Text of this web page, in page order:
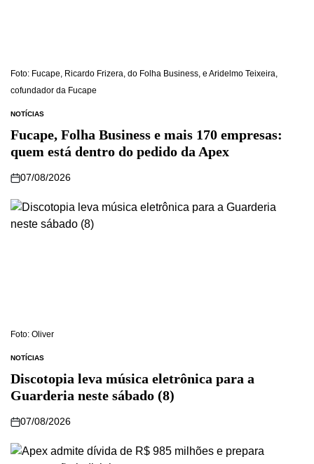
Foto: Fucape, Ricardo Frizera, do Folha Business, e Aridelmo Teixeira,
cofundador da Fucape
NOTÍCIAS
Fucape, Folha Business e mais 170 empresas:
quem está dentro do pedido da Apex
07/08/2026
Foto: Oliver
NOTÍCIAS
Discotopia leva música eletrônica para a
Guarderia neste sábado (8)
07/08/2026